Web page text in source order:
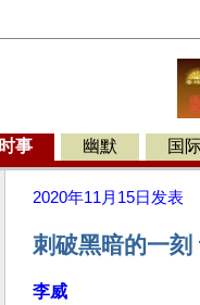
时事 幽默 国
2020年11月15日 发表
刺破黑暗的一
李威